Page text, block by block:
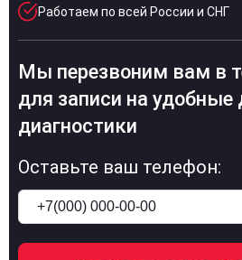
Работаем по всей России и СНГ
Мы перезвоним вам в
для записи на удобные
диагностики
Оставьте ваш телефон: